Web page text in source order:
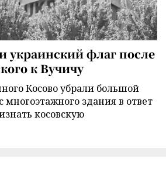
украинский флаг после
к Вучичу
Косово убрали большой
многоэтажного здания в ответ
косовскую